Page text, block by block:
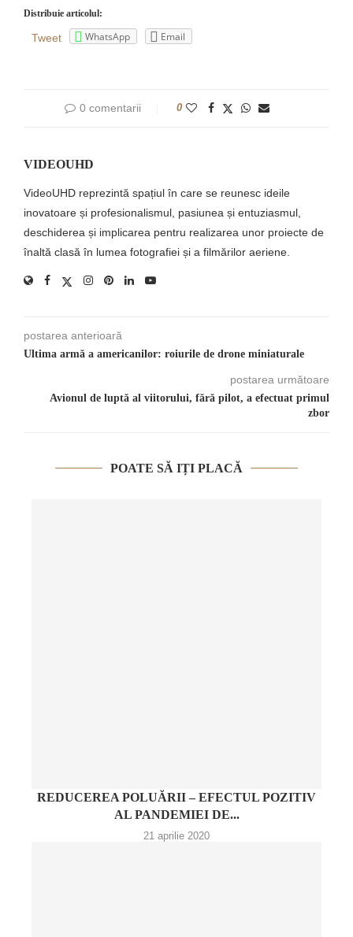
Distribuie articolul:
Tweet WhatsApp Email
0 comentarii 0
VIDEOUHD
VideoUHD reprezintă spațiul în care se reunesc ideile
inovatoare și profesionalismul, pasiunea și entuziasmul,
deschiderea și implicarea pentru realizarea unor proiecte de
înaltă clasă în lumea fotografiei și a filmărilor aeriene.
postarea anterioară
Ultima armă a americanilor: roiurile de drone miniaturale
postarea următoare
Avionul de luptă al viitorului, fără pilot, a efectuat primul
zbor
POATE SĂ IȚI PLACĂ
REDUCEREA POLUĂRII – EFECTUL POZITIV
AL PANDEMIEI DE...
21 aprilie 2020